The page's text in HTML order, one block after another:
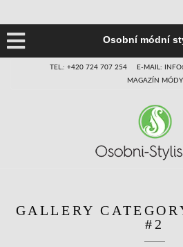
Osobní módní
TEL.: +420 724 707 254
E-MAIL:
MAGAZÍN MÓDY
GALLERY
#2